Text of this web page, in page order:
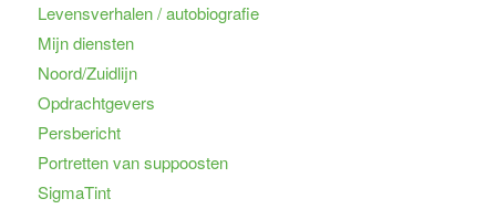
Levensverhalen / autobiografie
Mijn diensten
Noord/Zuidlijn
Opdrachtgevers
Persbericht
Portretten van suppoosten
SigmaTint